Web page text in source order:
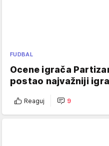
FUDBAL
Ocene igrača
postao najvažniji
Reaguj 9